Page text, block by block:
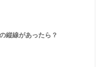
縦線があったら？